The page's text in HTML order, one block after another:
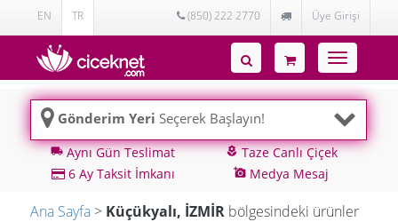
EN TR (850) 222 2770 Üye Girişi
Toggle
navigation
Gönderim Yeri Seçerek Başlayın!
local_shippingAynı Gün Teslimat local_floristTaze Canlı Çiçek
6 Ay Taksit İmkanı
add_a_photo Medya Mesaj
Ana Sayfa > Küçükyalı, İZMİR bölgesindeki ürünler